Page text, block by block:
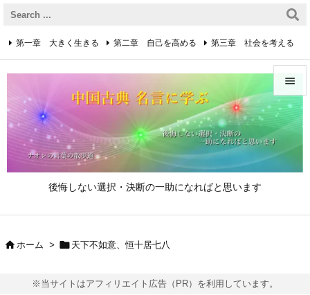
後悔しない選択・決断の一助になればと思います


メニュ

第一章 大きく生きる 第二章 自己を高める 第三章 社会を考える
第四章 着実に生きる 第五章 逆境を乗り越えるための心得
第六章 成功の心得 第七章 人と接するための心得
第八章 リーダーの心得
 ホーム >  天下不如意、恒十居七八
※当サイトはアフィリエイト広告（PR）を利用しています。